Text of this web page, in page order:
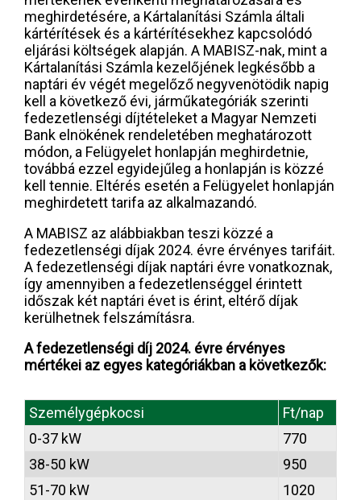
meghirdetésére, a Kártalanítási Számla általi
kártérítések és a kártérítésekhez kapcsolódó
eljárási költségek alapján. A MABISZ-nak, mint a
Kártalanítási Számla kezelőjének legkésőbb a
naptári év végét megelőző negyvenötödik napig
kell a következő évi, járműkategóriák szerinti
fedezetlenségi díjtételeket a Magyar Nemzeti
Bank elnökének rendeletében meghatározott
módon, a Felügyelet honlapján meghirdetnie,
továbbá ezzel egyidejűleg a honlapján is közzé
kell tennie. Eltérés esetén a Felügyelet honlapján
meghirdetett tarifa az alkalmazandó.
A MABISZ az alábbiakban teszi közzé a
fedezetlenségi díjak 2024. évre érvényes tarifáit.
A fedezetlenségi díjak naptári évre vonatkoznak,
így amennyiben a fedezetlenséggel érintett
időszak két naptári évet is érint, eltérő díjak
kerülhetnek felszámításra.
A fedezetlenségi díj 2024. évre érvényes
mértékei az egyes kategóriákban a következők:
Személygépkocsi
Ft/nap
0-37 kW
770
38-50 kW
950
51-70 kW
1020